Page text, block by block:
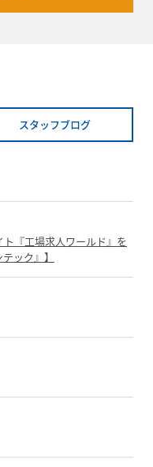
スタッフブログ
ト『工場求人ワールド』を
ック』】